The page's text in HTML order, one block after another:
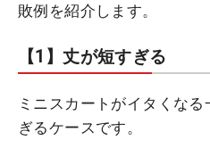
敗例を紹介します。
【1】丈が短すぎる
ミニスカートがイタくな
ぎるケースです。